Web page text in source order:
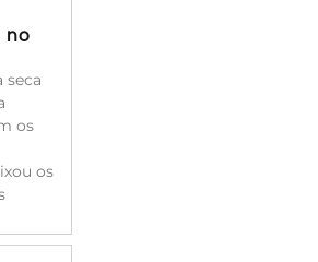
no
seca
os
os